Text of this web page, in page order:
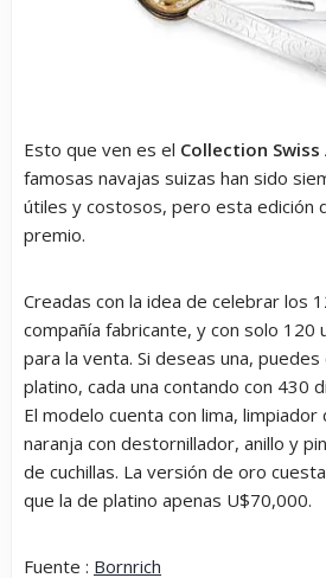
Esto que ven es el Collection Swiss
famosas navajas suizas han sido
útiles y costosos, pero esta edición
premio.
Creadas con la idea de celebrar los
compañía fabricante, y con solo 120
para la venta. Si deseas una,
platino, cada una contando con 430
El modelo cuenta con lima,
naranja con destornillador, anillo y
de cuchillas. La versión de oro
que la de platino apenas U$70,000.
Fuente : Bornrich